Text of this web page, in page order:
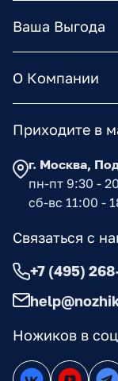
Ваша Выгода
О Компании
Ножиков в соц
Приходите в
г. Москва,
пн-пт 9:30 -
сб-вс 11:00 -
Связаться с
+7 (495)